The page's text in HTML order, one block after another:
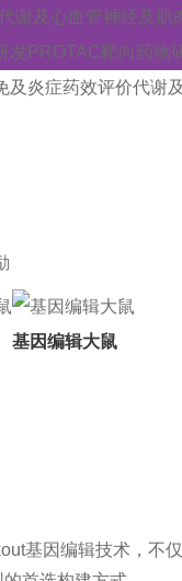
谢及心血管神经及肌
发 PROTAC靶向药物
及炎症药效评价代谢
年构建小鼠模型
基因编辑大鼠
基因编辑技术，不